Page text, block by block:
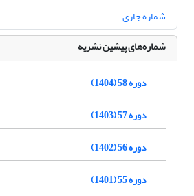
شماره جاری
شماره‌های پیشین نشریه
دوره 58 (1404)
دوره 57 (1403)
دوره 56 (1402)
دوره 55 (1401)